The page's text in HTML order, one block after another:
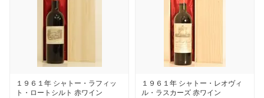
１９６１年 シャトー・ラフィッ
ト・ロートシルト 赤ワイン
１９６１年 シャトー・レオヴィ
ル・ラスカーズ 赤ワイン